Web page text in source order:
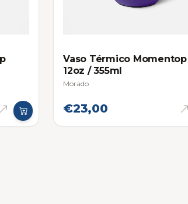
Vaso Térmico Momentop
12oz / 355ml
Morado
€23,00